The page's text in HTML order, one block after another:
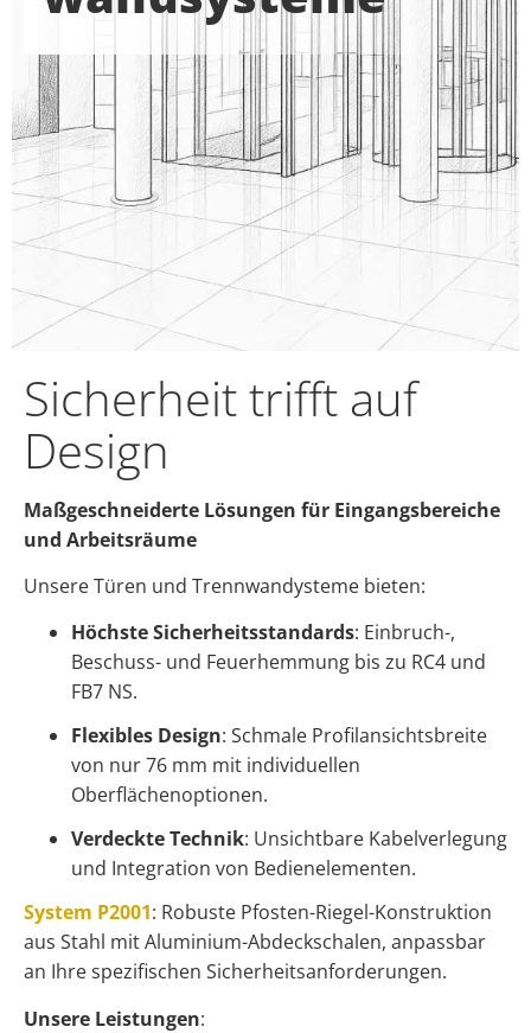
Sicherheit trifft auf
Design
Maßgeschneiderte Lösungen für Eingangsbereiche
und Arbeitsräume
Unsere Türen und Trennwandysteme bieten:
Höchste Sicherheitsstandards: Einbruch-,
Beschuss- und Feuerhemmung bis zu RC4 und
FB7 NS.
Flexibles Design: Schmale Profilansichtsbreite
von nur 76 mm mit individuellen
Oberflächenoptionen.
Verdeckte Technik: Unsichtbare Kabelverlegung
und Integration von Bedienelementen.
System P2001: Robuste Pfosten-Riegel-Konstruktion
aus Stahl mit Aluminium-Abdeckschalen, anpassbar
an Ihre spezifischen Sicherheitsanforderungen.
Unsere Leistungen: